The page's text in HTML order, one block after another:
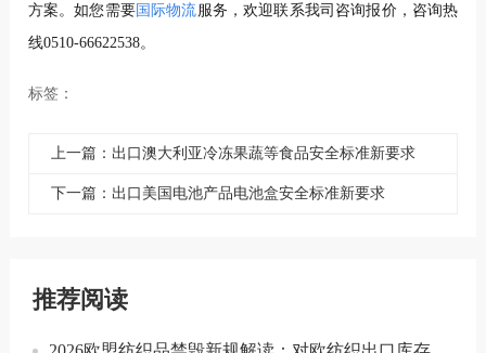
方案。如您需要国际物流 服务，欢迎联系我司咨询报价，咨询热
线0510-66622538。
标签：
上一篇：出口澳大利亚冷冻果蔬等食品安全标准新要求
下一篇：出口美国电池产品电池盒安全标准新要求
推荐阅读